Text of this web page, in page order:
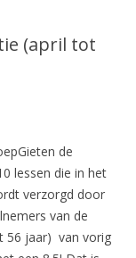
(april tot
de
lessen die in het
verzorgd door
van de
56 jaar) van vorig